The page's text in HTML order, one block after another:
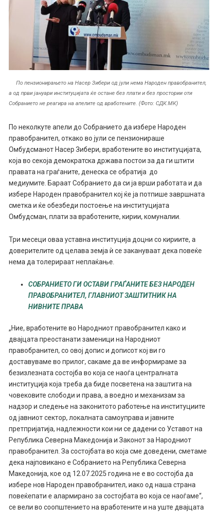
По пензионирањето на Насер Зибери од јули нема Народен правобранител,
а од први јануари институцијата ќе остане без плати и без простории оти
Собранието не реагира на апелите од вработените. (Фото: СДК.МК)
По неколкуте апели до Собранието да избере Народен
правобранител, откако во јули се пензионираше
Омбудсманот Насер Зибери, вработените во институцијата,
која во секоја демократска држава постои за да ги штити
правата на граѓаните, денеска се обратија до
медиумите. Бараат Собранието да си ја врши работата и да
избере Народен правобранител кој ќе ја потпише завршната
сметка и ќе обезбеди постоење на институцијата
Омбудсман, плати за вработените, кирии, комуналии.
Три месеци оваа уставна институција доцни со кириите, a
доверителите од целава земја ѝ се закануваат дека повеќе
нема да толерираат неплаќање.
СОБРАНИЕТО ГИ ОСТАВИ ГРАЃАНИТЕ БЕЗ НАРОДЕН
ПРАВОБРАНИТЕЛ, ГЛАВНИОТ ЗАШТИТНИК НА
НИВНИТЕ ПРАВА
„Ние, вработените во Народниот правобранител како и
двајцата преостанати заменици на Народниот
правобранител, со овој допис и дописот кој ви го
доставуваме во прилог, сакаме да ве информираме за
безизлезната состојба во која се наоѓа централната
институција која треба да биде посветена на заштита на
човековите слободи и права, а воедно и механизам за
надзор и следење на законитото работење на институциите
од јавниот сектор, локалната самоуправа и јавните
претпријатија, надлежности кои ни се дадени со Уставот на
Република Северна Македонија и Законот за Народниот
правобранител. За состојбата во која сме доведени, сметаме
дека најповикано е Собранието на Република Северна
Македонија, кое од 12.07.2025 година не е во состојба да
избере нов Народен правобранител, иако од наша страна
повеќепати е алармирано за состојбата во која се наоѓаме“,
се вели во соопштението на вработените и на уште двајцата